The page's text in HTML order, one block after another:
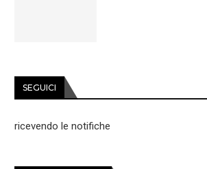
SEGUICI
ricevendo le notifiche